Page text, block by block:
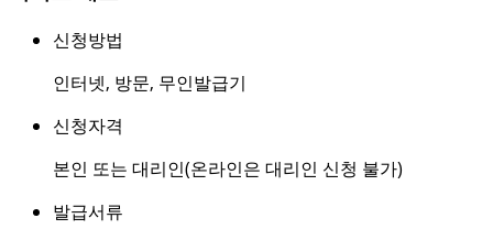
신청방법
인터넷, 방문, 무인발급기
신청자격
본인 또는 대리인(온라인은 대리인 신청 불가)
발급서류